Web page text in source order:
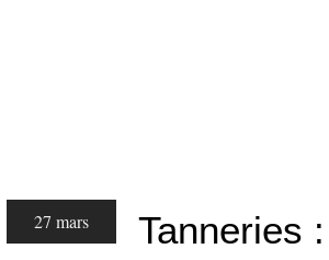
27 mars
Tanneries